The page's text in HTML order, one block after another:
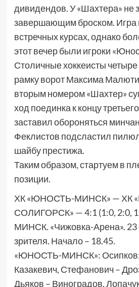
дивидендов. У «Шахтера» не
завершающим броском. Игра
встречных курсах, однако
этот вечер были игроки
Столичные хоккеисты
рамку ворот Максима
вторым номером «Шахтер»
ход поединка к концу
заставил обороняться
Феклистов подсластил
шайбу престижа.
Таким образом, стартуем в
позиции.
ХК «ЮНОСТЬ-МИНСК» — ХК
СОЛИГОРСК» — 4:1 (1:0, 2:0,
МИНСК. «Чижовка-Арена».
зрителя. Начало – 18.45.
«ЮНОСТЬ-МИНСК»: Осипков;
Казакевич, Стефанович –
Дьяков – Виноградов,